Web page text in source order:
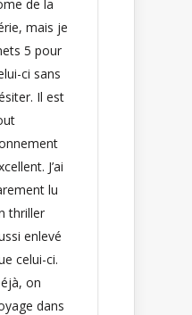
de la
mais je
5 pour
ci sans
Il est
J’ai
lu
thriller
enlevé
celui-ci.
on
dans